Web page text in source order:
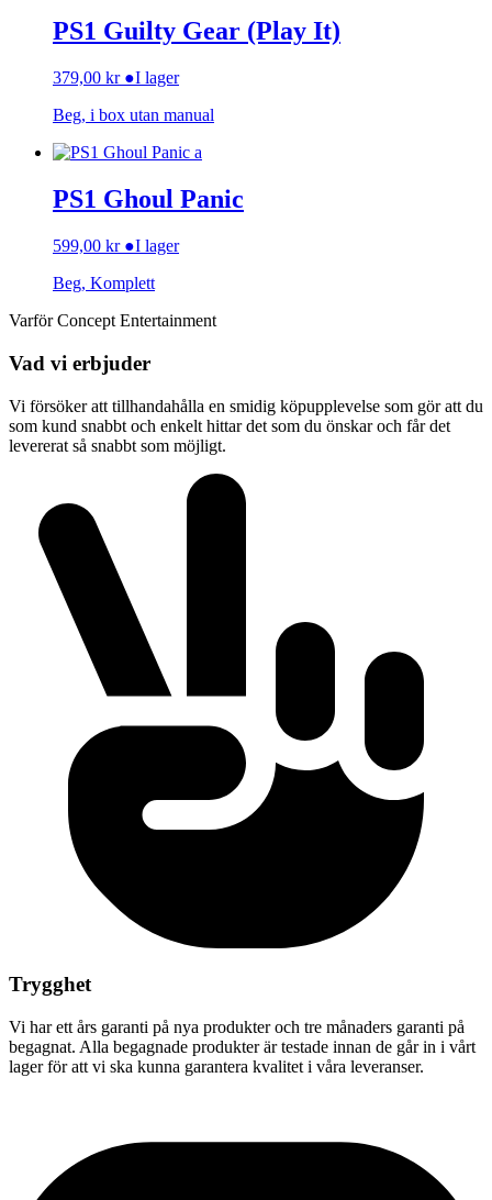
PS1 Guilty Gear (Play It)
379,00 kr ●I lager
Beg, i box utan manual
PS1 Ghoul Panic
599,00 kr ●I lager
Beg, Komplett
Varför Concept Entertainment
Vad vi erbjuder
Vi försöker att tillhandahålla en smidig köpupplevelse som gör att du
som kund snabbt och enkelt hittar det som du önskar och får det
levererat så snabbt som möjligt.
Trygghet
Vi har ett års garanti på nya produkter och tre månaders garanti på
begagnat. Alla begagnade produkter är testade innan de går in i vårt
lager för att vi ska kunna garantera kvalitet i våra leveranser.